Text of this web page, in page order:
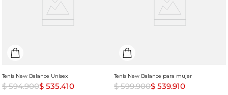
Tenis New Balance Unisex
$ 594.900$ 535.410
Tenis New Balance para mujer
$ 599.900$ 539.910